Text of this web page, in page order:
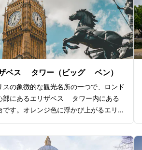
ベス タワー（ビッグ ベン）
スの象徴的な観光名所の一つで、ロンド
部にあるエリザベス タワー内にある
です。オレンジ色に浮かび上がるエリザ
ェストミンスター・ブリッジからの眺め